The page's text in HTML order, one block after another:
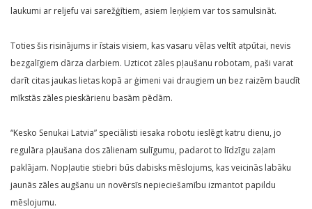
laukumi ar reljefu vai sarežģītiem, asiem leņķiem var tos samulsināt.
Toties šis risinājums ir īstais visiem, kas vasaru vēlas veltīt atpūtai, nevis
bezgalīgiem dārza darbiem. Uzticot zāles pļaušanu robotam, paši varat
darīt citas jaukas lietas kopā ar ģimeni vai draugiem un bez raizēm baudīt
mīkstās zāles pieskārienu basām pēdām.
“Kesko Senukai Latvia” speciālisti iesaka robotu ieslēgt katru dienu, jo
regulāra pļaušana dos zālienam sulīgumu, padarot to līdzīgu zaļam
paklājam. Nopļautie stiebri būs dabisks mēslojums, kas veicinās labāku
jaunās zāles augšanu un novērsīs nepieciešamību izmantot papildu
mēslojumu.